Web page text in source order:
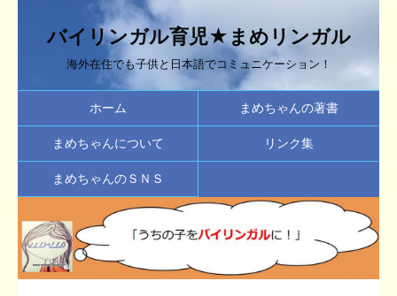
バイリンガル育児★まめリンガル
海外在住でも子供と日本語でコミュニケーション！
ホーム まめちゃんの著書
まめちゃんについて リンク集
まめちゃんのＳＮＳ